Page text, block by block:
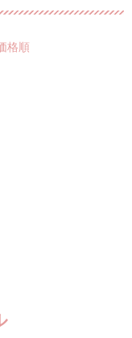
格順